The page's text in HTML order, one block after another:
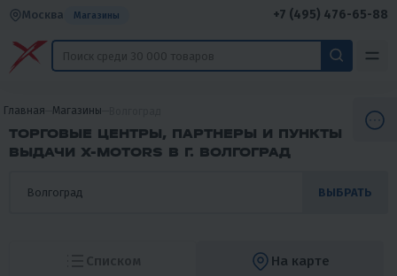
Москва Магазины +7 (495) 476-65-88
Главная Магазины
ТОРГОВЫЕ ЦЕНТРЫ, ПАРТНЕРЫ И ПУНКТЫ
ВЫДАЧИ X-MOTORS В Г. ВОЛГОГРАД
ВЫБРАТЬ
Списком На карте